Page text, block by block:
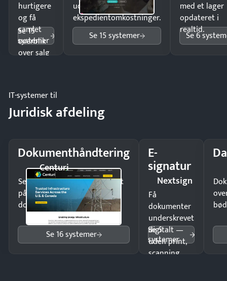
hurtigere
og få
samlet
overblik
over salg
Se 15
systemer
uden
ekspedientomkostninger.
Se 15 systemer
med et lager
opdateret i
realtid.
Se 6
IT-systemer til
Juridisk afdeling
Dokumenthåndtering
Centuri
Send kontrakter til underskrift
på minutter og mist ingen
dokumenter.
Se 16 systemer
E-
signatur
Nextsign
Få
dokumenter
underskrevet
digitalt —
uden print,
scanning
Se 5
systemer